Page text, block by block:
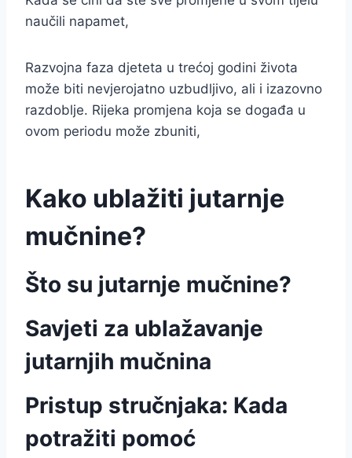
naučili napamet,
Razvojna faza djeteta u trećoj godini života
može biti nevjerojatno uzbudljivo, ali i izazovno
razdoblje. Rijeka promjena koja se događa u
ovom periodu može zbuniti,
Kako ublažiti jutarnje
mučnine?
Što su jutarnje mučnine?
Savjeti za ublažavanje
jutarnjih mučnina
Pristup stručnjaka: Kada
potražiti pomoć